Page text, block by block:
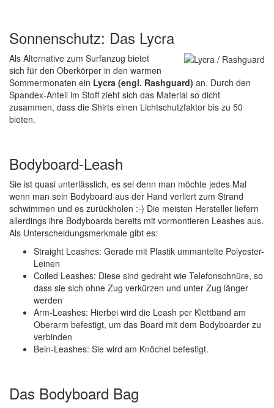
Sonnenschutz: Das Lycra
Als Alternative zum Surfanzug bietet
sich für den Oberkörper in den warmen
Sommermonaten ein Lycra (engl. Rashguard) an. Durch den
Spandex-Anteil im Stoff zieht sich das Material so dicht
zusammen, dass die Shirts einen Lichtschutzfaktor bis zu 50
bieten.
Bodyboard-Leash
Sie ist quasi unterlässlich, es sei denn man möchte jedes Mal
wenn man sein Bodyboard aus der Hand verliert zum Strand
schwimmen und es zurückholen :-) Die meisten Hersteller liefern
allerdings ihre Bodyboards bereits mit vormontieren Leashes aus.
Als Unterscheidungsmerkmale gibt es:
Straight Leashes: Gerade mit Plastik ummantelte Polyester-
Leinen
Coiled Leashes: Diese sind gedreht wie Telefonschnüre, so
dass sie sich ohne Zug verkürzen und unter Zug länger
werden
Arm-Leashes: Hierbei wird die Leash per Klettband am
Oberarm befestigt, um das Board mit dem Bodyboarder zu
verbinden
Bein-Leashes: Sie wird am Knöchel befestigt.
Das Bodyboard Bag